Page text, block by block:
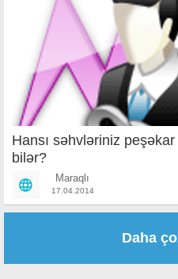
Hansı səhvləriniz
bilər?
Maraqlı
17.04.2014
Daha